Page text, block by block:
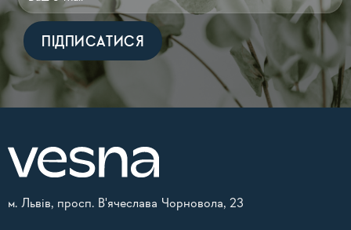
Alternative:
м. Львів, просп. В'ячеслава Чорновола, 23